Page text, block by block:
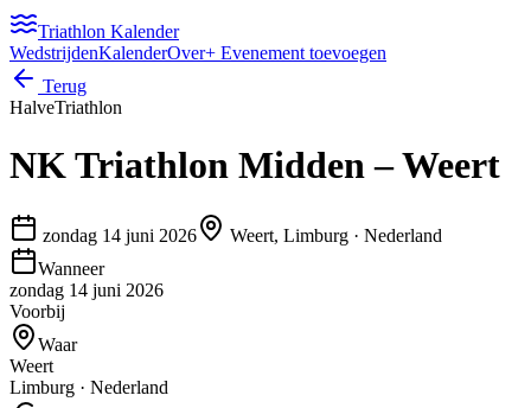
Triathlon Kalender
WedstrijdenKalenderOver+ Evenement toevoegen
Terug
HalveTriathlon
NK Triathlon Midden – Weert
zondag 14 juni 2026 Weert, Limburg · Nederland
Wanneer
zondag 14 juni 2026
Voorbij
Waar
Weert
Limburg · Nederland